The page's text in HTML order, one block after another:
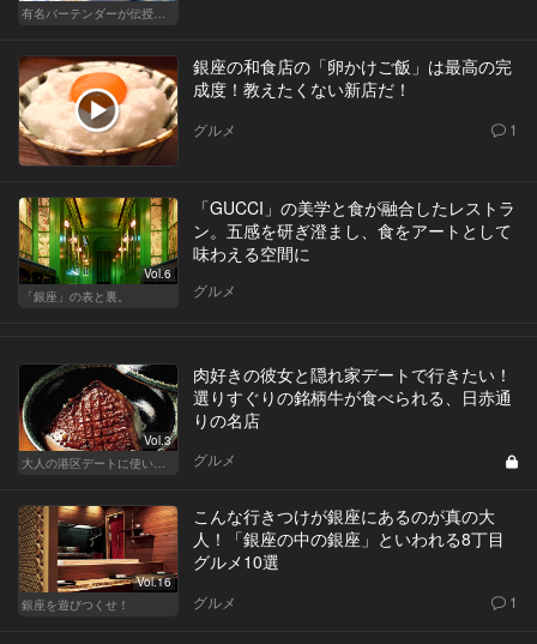
有名バーテンダーが伝授する簡単つまみレシピ
銀座の和食店の「卵かけご飯」は最高の完
成度！教えたくない新店だ！
グルメ 1
Vol.6
「銀座」の表と裏。
「GUCCI」の美学と食が融合したレストラ
ン。五感を研ぎ澄まし、食をアートとして
味わえる空間に
グルメ
Vol.3
大人の港区デートに使いたい、秘密の隠れ家
肉好きの彼女と隠れ家デートで行きたい！
選りすぐりの銘柄牛が食べられる、日赤通
りの名店
グルメ
Vol.16
銀座を遊びつくせ！
こんな行きつけが銀座にあるのが真の大
人！「銀座の中の銀座」といわれる8丁目
グルメ10選
グルメ 1